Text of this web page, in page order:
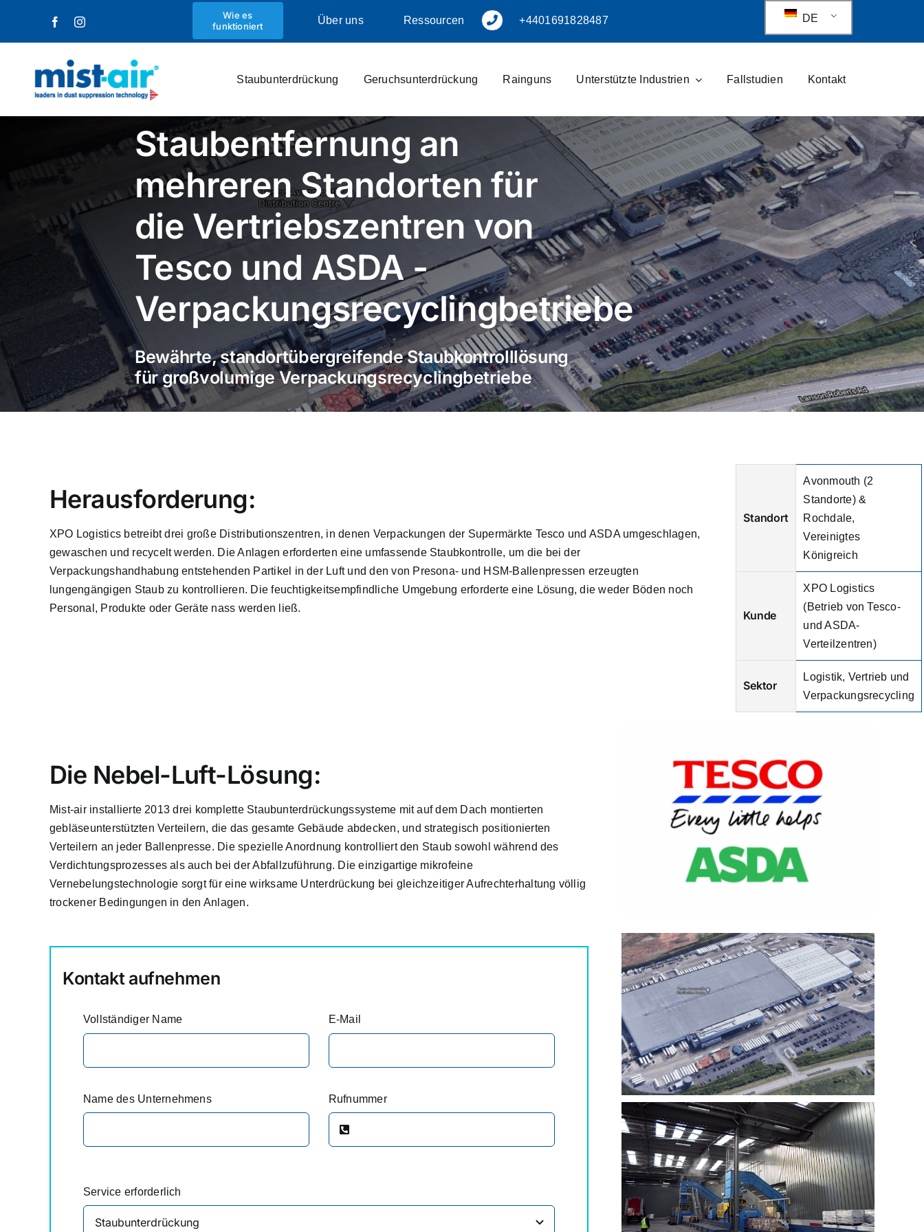
springen
Wie es
funktioniert
Über uns Ressourcen +4401691828487 DE
Staubunterdrückung Geruchsunterdrückung Rainguns Unterstützte Industrien Fallstudien Kontakt
Staubentfernung an
mehreren Standorten für
die Vertriebszentren von
Tesco und ASDA -
Verpackungsrecyclingbetriebe
Bewährte, standortübergreifende Staubkontrolllösung
für großvolumige Verpackungsrecyclingbetriebe
Herausforderung:
XPO Logistics betreibt drei große Distributionszentren, in denen Verpackungen der Supermärkte Tesco und ASDA umgeschlagen,
gewaschen und recycelt werden. Die Anlagen erforderten eine umfassende Staubkontrolle, um die bei der
Verpackungshandhabung entstehenden Partikel in der Luft und den von Presona- und HSM-Ballenpressen erzeugten
lungengängigen Staub zu kontrollieren. Die feuchtigkeitsempfindliche Umgebung erforderte eine Lösung, die weder Böden noch
Personal, Produkte oder Geräte nass werden ließ.
Standort
Avonmouth (2
Standorte) &
Rochdale,
Vereinigtes
Königreich
Kunde
XPO Logistics
(Betrieb von Tesco-
und ASDA-
Verteilzentren)
Sektor
Logistik, Vertrieb und
Verpackungsrecycling
Die Nebel-Luft-Lösung:
Mist-air installierte 2013 drei komplette Staubunterdrückungssysteme mit auf dem Dach montierten
gebläseunterstützten Verteilern, die das gesamte Gebäude abdecken, und strategisch positionierten
Verteilern an jeder Ballenpresse. Die spezielle Anordnung kontrolliert den Staub sowohl während des
Verdichtungsprozesses als auch bei der Abfallzuführung. Die einzigartige mikrofeine
Vernebelungstechnologie sorgt für eine wirksame Unterdrückung bei gleichzeitiger Aufrechterhaltung völlig
trockener Bedingungen in den Anlagen.
Kontakt aufnehmen
Vollständiger Name
Name des Unternehmens
E-Mail
Rufnummer
Service erforderlich